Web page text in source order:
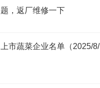
题，返厂维修一下
上市蔬菜企业名单（2025/